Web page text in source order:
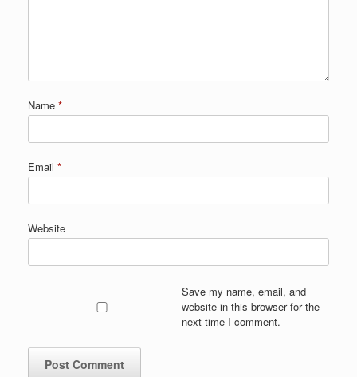
Name *
Email *
Website
Save my name, email, and
website in this browser for the
next time I comment.